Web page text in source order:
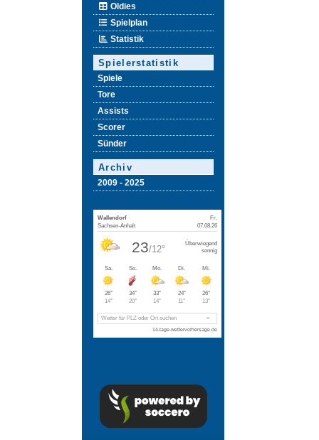
Oldies
Spielplan
Statistik
Spielerstatistik
Spiele
Tore
Assists
Scorer
Sünder
Archiv
2009 - 2025